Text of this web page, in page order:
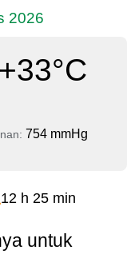
2026
+33°C
754 mmHg
12 h 25 min
untuk